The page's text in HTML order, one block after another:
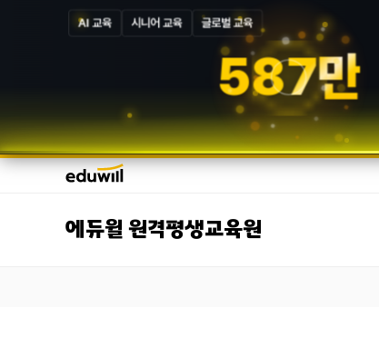
AI 교육 시니어 교육 글로벌 교육
587만
에듀윌 원격평생교육원